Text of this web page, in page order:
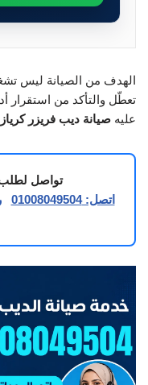
الهدف من الصيانة ليس
تعطّل والتأكد من استقرار
عليه صيانة ديب فريزر
تواصل لطلب
اتصل: 01008049504